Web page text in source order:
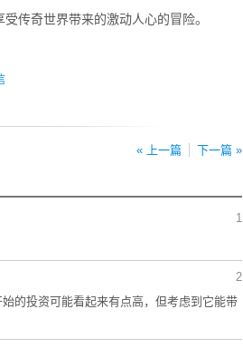
传奇世界带来的激动人心的冒险。
« 上一篇 下一篇 »
1
2
的投资可能看起来有点高，但考虑到它能带